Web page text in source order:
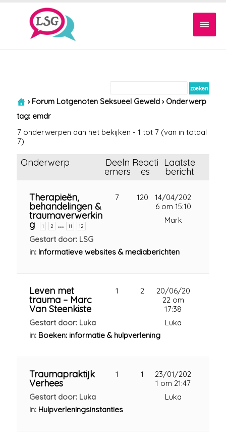
› Forum Lotgenoten Seksueel Geweld › Onderwerp
tag: emdr
7 onderwerpen aan het bekijken - 1 tot 7 (van in totaal
7)
Onderwerp Deeln
emers
Reacti
es
Laatste
bericht
Therapieën,
behandelingen &
traumaverwerkin
g 1 2 … 11 12
Gestart door: LSG
in: Informatieve websites & mediaberichten
7 120
14/04/202
6 om 15:10
Mark
Leven met
trauma – Marc
Van Steenkiste
Gestart door: Luka
in: Boeken: informatie & hulpverlening
1 2
20/06/20
22 om
17:38
Luka
Traumapraktijk
Verhees
Gestart door: Luka
in: Hulpverleningsinstanties
1 1
23/01/202
1 om 21:47
Luka